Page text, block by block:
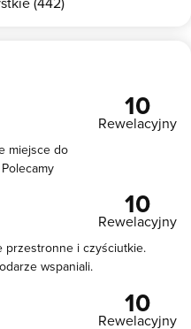
10
Rewelacyjny
miejsce do
10
Rewelacyjny
przestronne i czyściutkie.
wspaniali.
10
Rewelacyjny